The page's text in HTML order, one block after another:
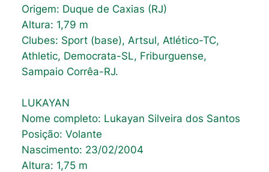
Origem: Duque de Caxias (RJ)
Altura: 1,79 m
Clubes: Sport (base), Artsul, Atlético-TC,
Athletic, Democrata-SL, Friburguense,
Sampaio Corrêa-RJ.
LUKAYAN
Nome completo: Lukayan Silveira dos Santos
Posição: Volante
Nascimento: 23/02/2004
Altura: 1,75 m